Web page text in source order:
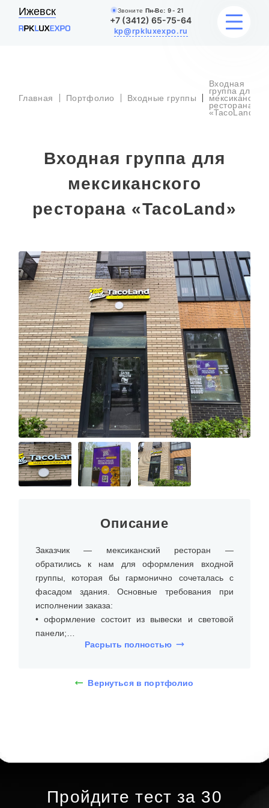
Ижевск Звоните Пн-Вс: 9 - 21
+7 (3412) 65-75-64
kp@rpkluxexpo.ru
УСЛУГИ
АКЦИИ
О КОМПАНИИ
Главная Портфолио Входные группы
Входная
группа для
ресторана
«TacoLand»
Входная группа для
мексиканского
ресторана «TacoLand»
Описание
Заказчик — мексиканский ресторан —
обратились к нам для оформления входной
группы, которая бы гармонично сочеталась с
фасадом здания. Основные требования при
исполнении заказа:
• оформление состоит из вывески и световой
панели;
• эстетический вид входной группы;
Вывеска над входом выполнена из
Установка выполнена на кронштейнах,
Расрыть полностью
Вернуться в портфолио
Пройдите тест за 30